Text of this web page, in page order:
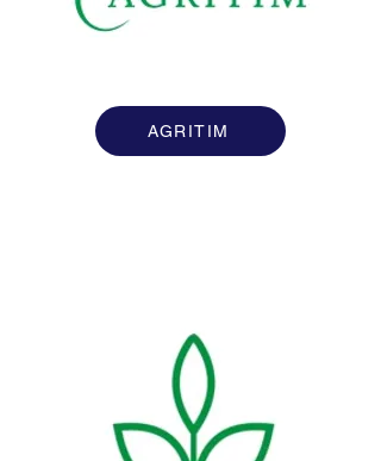
AGRITIM